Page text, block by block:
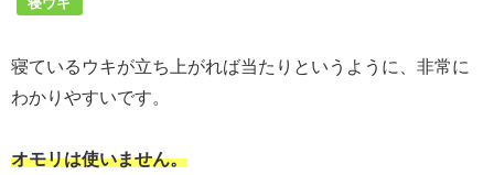
寝ているウキが立ち上がれば当たりというように、非常に
わかりやすいです。
オモリは使いません。